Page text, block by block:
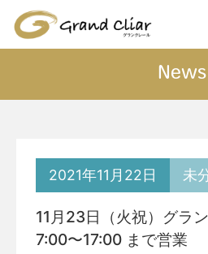
News
2021年11月22日 未
11月23日（火祝）グラ
7:00〜17:00 まで営業